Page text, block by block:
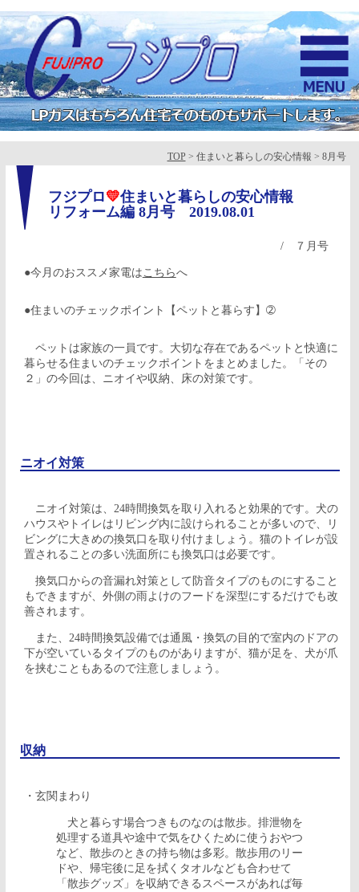
TOP > 住まいと暮らしの安心情報 > 8月号
フジプロ💛住まいと暮らしの安心情報
リフォーム編 8月号 2019.08.01
/ ７月号
●今月のおススメ家電はこちらへ
●住まいのチェックポイント【ペットと暮らす】➁
ペットは家族の一員です。大切な存在であるペットと快適に
暮らせる住まいのチェックポイントをまとめました。「その
２」の今回は、ニオイや収納、床の対策です。
ニオイ対策
ニオイ対策は、24時間換気を取り入れると効果的です。犬の
ハウスやトイレはリビング内に設けられることが多いので、リ
ビングに大きめの換気口を取り付けましょう。猫のトイレが設
置されることの多い洗面所にも換気口は必要です。
換気口からの音漏れ対策として防音タイプのものにすること
もできますが、外側の雨よけのフードを深型にするだけでも改
善されます。
また、24時間換気設備では通風・換気の目的で室内のドアの
下が空いているタイプのものがありますが、猫が足を、犬が爪
を挟むこともあるので注意しましょう。
収納
・玄関まわり
犬と暮らす場合つきものなのは散歩。排泄物を
処理する道具や途中で気をひくために使うおやつ
など、散歩のときの持ち物は多彩。散歩用のリー
ドや、帰宅後に足を拭くタオルなども合わせて
「散歩グッズ」を収納できるスペースがあれば毎